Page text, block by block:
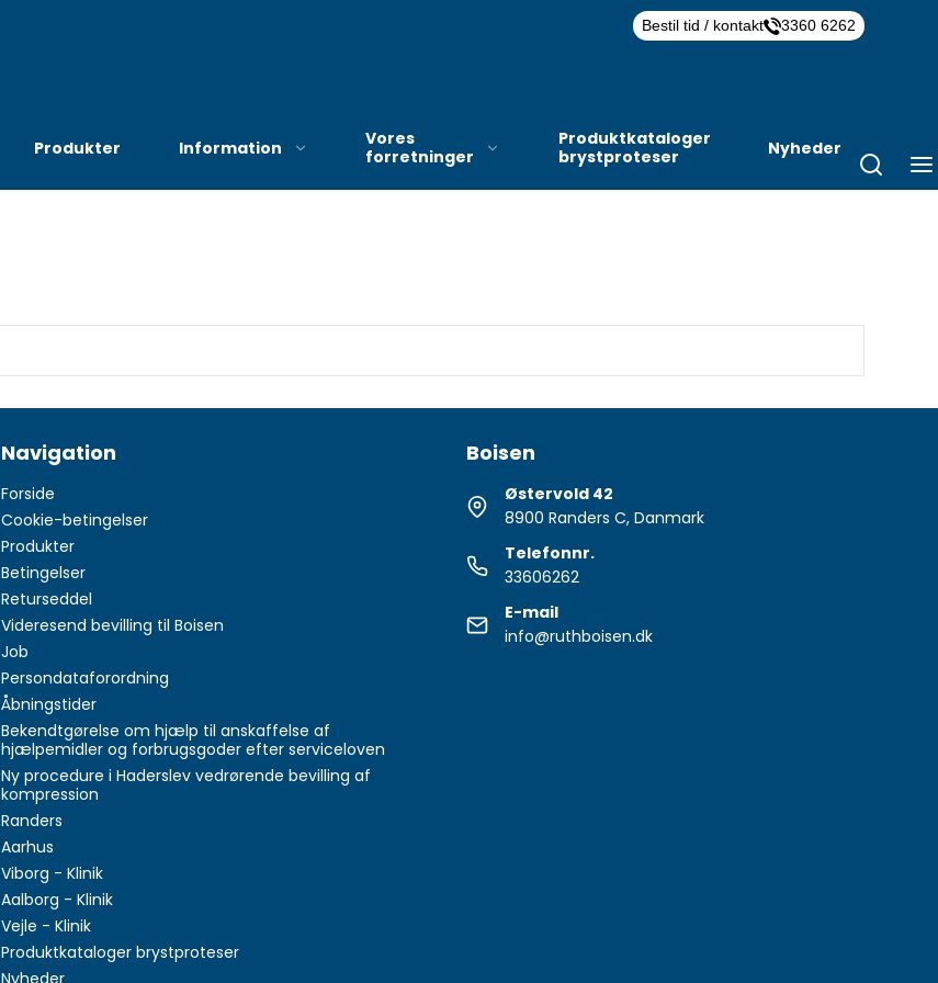
Bestil tid / kontakt 3360 6262
Produkter Information
forbrugsgoder efter
Vores
forretninger
Produktkataloger
brystproteser
Nyheder
Navigation
Forside
Cookie-betingelser
Produkter
Betingelser
Returseddel
Videresend bevilling til Boisen
Job
Persondataforordning
Åbningstider
Bekendtgørelse om hjælp til anskaffelse af
hjælpemidler og forbrugsgoder efter serviceloven
Ny procedure i Haderslev vedrørende bevilling af
kompression
Randers
Aarhus
Viborg - Klinik
Aalborg - Klinik
Vejle - Klinik
Produktkataloger brystproteser
Nyheder
Boisen
Østervold 42
8900 Randers C, Danmark
Telefonnr.
33606262
E-mail
info@ruthboisen.dk